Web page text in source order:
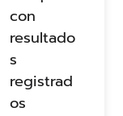
con
resultado
s
registrad
os